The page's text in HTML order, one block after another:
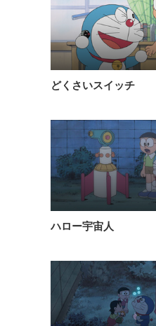
動画が長い順
動画が短い順
どくさいスイッチ
ハロー宇宙人